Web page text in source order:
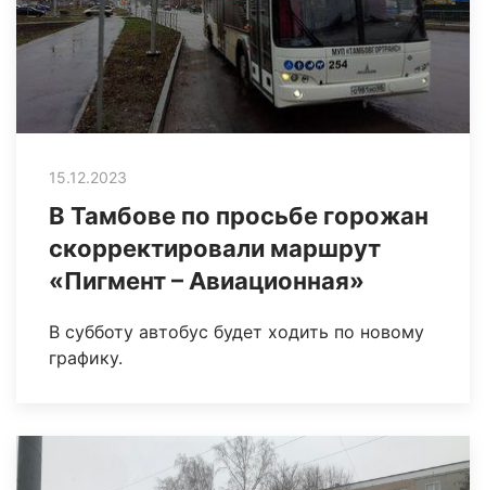
15.12.2023
В Тамбове по просьбе горожан
скорректировали маршрут
«Пигмент – Авиационная»
В субботу автобус будет ходить по новому
графику.